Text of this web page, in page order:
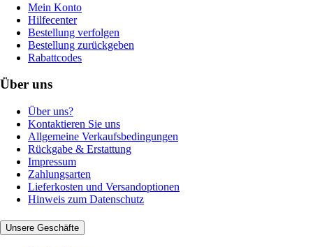
Mein Konto
Hilfecenter
Bestellung verfolgen
Bestellung zurückgeben
Rabattcodes
Über uns
Über uns?
Kontaktieren Sie uns
Allgemeine Verkaufsbedingungen
Rückgabe & Erstattung
Impressum
Zahlungsarten
Lieferkosten und Versandoptionen
Hinweis zum Datenschutz
Unsere Geschäfte